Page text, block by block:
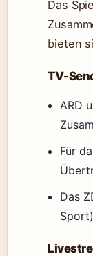
Das
bieten
TV-
ARD
Für
Das
Sport)